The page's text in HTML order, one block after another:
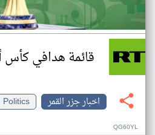
قائمة هدافي كأس أمم
اخبار جزر القمر
Politics
QG60YL